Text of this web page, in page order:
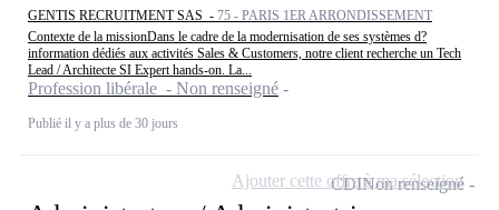
GENTIS RECRUITMENT SAS - 75 - PARIS 1ER ARRONDISSEMENT
Contexte de la missionDans le cadre de la modernisation de ses systèmes d?
information dédiés aux activités Sales & Customers, notre client recherche un Tech
Lead / Architecte SI Expert hands-on. La...
Profession libérale - Non renseigné
Publié il y a plus de 30 jours
CDINon renseigné
Ajouter cette offre à ma sélection